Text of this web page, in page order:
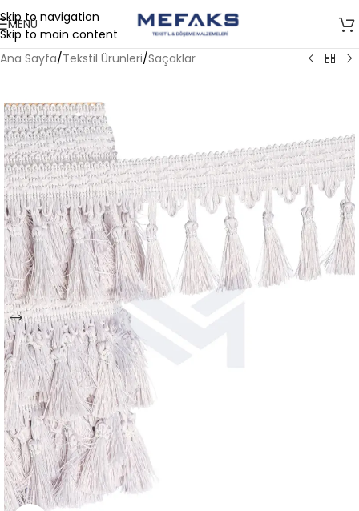
Skip to navigation
Skip to main content
MENÜ
Ana Sayfa/Tekstil Ürünleri/Saçaklar